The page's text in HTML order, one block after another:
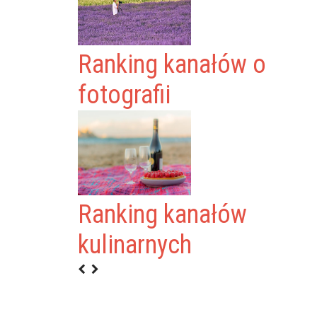
Ranking kanałów o
fotografii
Ranking kanałów
kulinarnych